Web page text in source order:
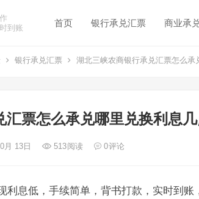
到账
首页 银行承兑汇票 商业承
银行承兑汇票 湖北三峡农商银行承兑汇票怎么承
汇票怎么承兑哪里兑换利息
月 13日 513阅读 0评论
息低，手续简单，背书打款，实时到账